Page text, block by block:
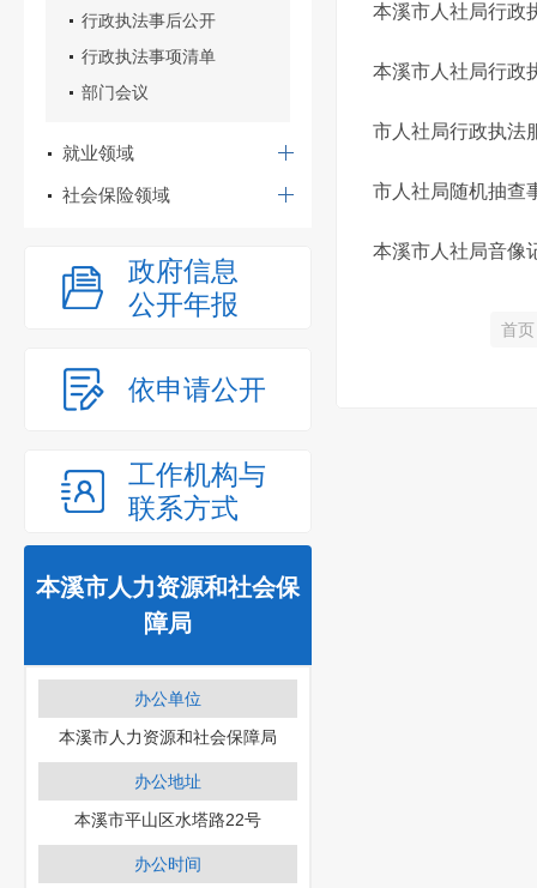
行政执法事后公开
行政执法事项清单
部门会议
就业领域
社会保险领域
政府信息
公开年报
依申请公开
工作机构与
联系方式
本溪市人力资源和社会保
障局
办公单位
本溪市人力资源和社会保障局
办公地址
本溪市平山区水塔路22号
办公时间
本溪市人社局行政
本溪市人社局行政
市人社局行政执法
市人社局随机抽查
本溪市人社局音像
首页